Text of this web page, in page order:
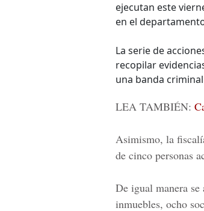
ejecutan este
en el
La serie de
recopilar
una banda
LEA TAMBIÉN:
Asimismo, la
de cinco personas
De igual manera se
inmuebles, ocho